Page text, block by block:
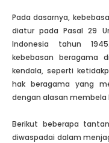
Pada dasarnya,
diatur pada Pasal 29
Indonesia tahun
kebebasan beragama
kendala, seperti
hak beragama yang
dengan alasan
Berikut beberapa
diwaspadai dalam